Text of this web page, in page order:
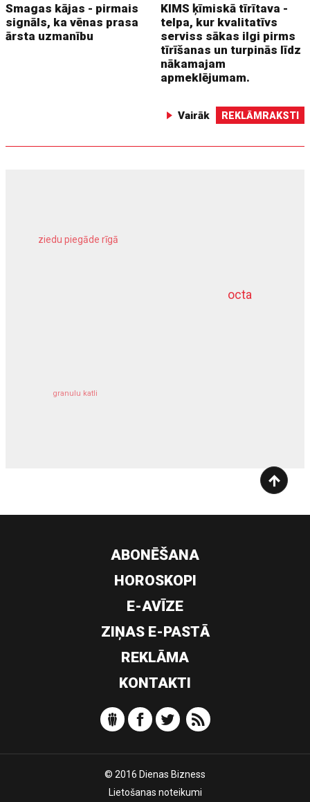
Smagas kājas - pirmais
signāls, ka vēnas prasa
ārsta uzmanību
KIMS ķīmiskā tīrītava -
telpa, kur kvalitatīvs
serviss sākas ilgi pirms
tīrīšanas un turpinās līdz
nākamajam
apmeklējumam.
Vairāk REKLĀMRAKSTI
octa
ziedu piegāde rīgā
granulu katli
dziļurbums
ABONĒŠANA
HOROSKOPI
E-AVĪZE
ZIŅAS E-PASTĀ
REKLĀMA
KONTAKTI
© 2016 Dienas Bizness
Lietošanas noteikumi